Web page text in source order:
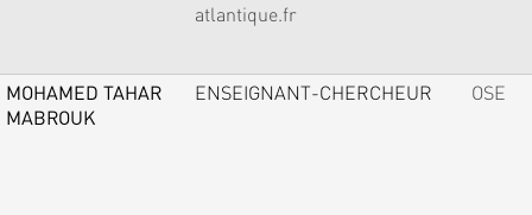
atlantique.fr
MOHAMED TAHAR
MABROUK
ENSEIGNANT-CHERCHEUR OSE